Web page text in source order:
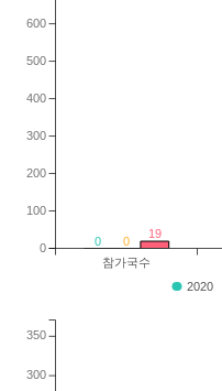
0 0
19
참가국수
0
100
200
300
400
500
600
2020
300
350